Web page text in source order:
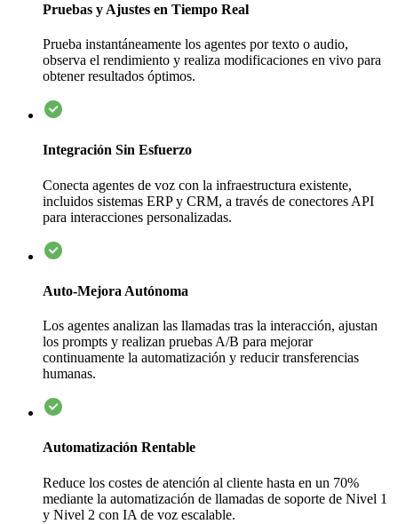
Pruebas y Ajustes en Tiempo Real
Prueba instantáneamente los agentes por texto o audio,
observa el rendimiento y realiza modificaciones en vivo para
obtener resultados óptimos.
Integración Sin Esfuerzo
Conecta agentes de voz con la infraestructura existente,
incluidos sistemas ERP y CRM, a través de conectores API
para interacciones personalizadas.
Auto-Mejora Autónoma
Los agentes analizan las llamadas tras la interacción, ajustan
los prompts y realizan pruebas A/B para mejorar
continuamente la automatización y reducir transferencias
humanas.
Automatización Rentable
Reduce los costes de atención al cliente hasta en un 70%
mediante la automatización de llamadas de soporte de Nivel 1
y Nivel 2 con IA de voz escalable.